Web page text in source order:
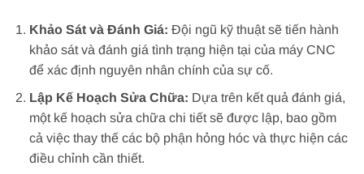
Khảo Sát và Đánh Giá: Đội ngũ kỹ thuật sẽ tiến hành
khảo sát và đánh giá tình trạng hiện tại của máy CNC
để xác định nguyên nhân chính của sự cố.
Lập Kế Hoạch Sửa Chữa: Dựa trên kết quả đánh giá,
một kế hoạch sửa chữa chi tiết sẽ được lập, bao gồm
cả việc thay thế các bộ phận hỏng hóc và thực hiện các
điều chỉnh cần thiết.